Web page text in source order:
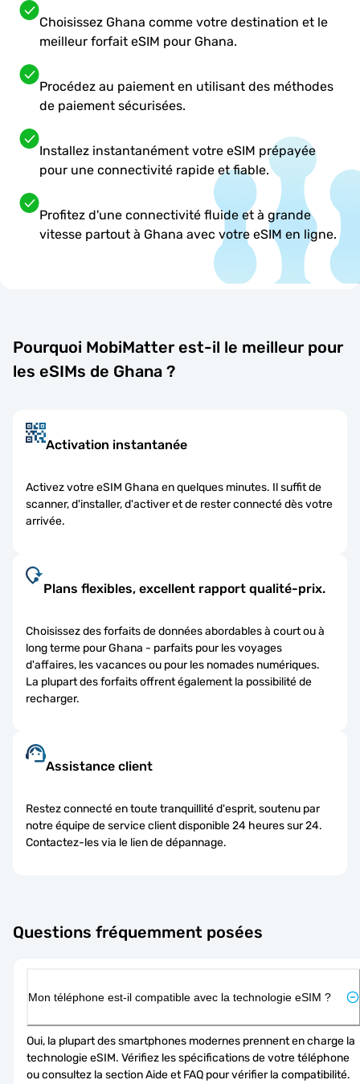
Choisissez Ghana comme votre destination et le
meilleur forfait eSIM pour Ghana.
Procédez au paiement en utilisant des méthodes
de paiement sécurisées.
Installez instantanément votre eSIM prépayée
pour une connectivité rapide et fiable.
Profitez d'une connectivité fluide et à grande
vitesse partout à Ghana avec votre eSIM en ligne.
Pourquoi MobiMatter est-il le meilleur pour
les eSIMs de Ghana ?
Activation instantanée
Activez votre eSIM Ghana en quelques minutes. Il suffit de
scanner, d'installer, d'activer et de rester connecté dès votre
arrivée.
Plans flexibles, excellent rapport qualité-prix.
Choisissez des forfaits de données abordables à court ou à
long terme pour Ghana - parfaits pour les voyages
d'affaires, les vacances ou pour les nomades numériques.
La plupart des forfaits offrent également la possibilité de
recharger.
Assistance client
Restez connecté en toute tranquillité d'esprit, soutenu par
notre équipe de service client disponible 24 heures sur 24.
Contactez-les via le lien de dépannage.
Questions fréquemment posées
Mon téléphone est-il compatible avec la technologie eSIM ?
Oui, la plupart des smartphones modernes prennent en charge la
technologie eSIM. Vérifiez les spécifications de votre téléphone
ou consultez la section Aide et FAQ pour vérifier la compatibilité.